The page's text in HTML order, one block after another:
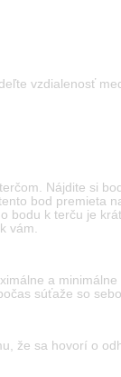
vzdialenosť
Nájdite si
bod premieta
bodu k terču je
vám.
a
súťaže so
že sa hovorí o